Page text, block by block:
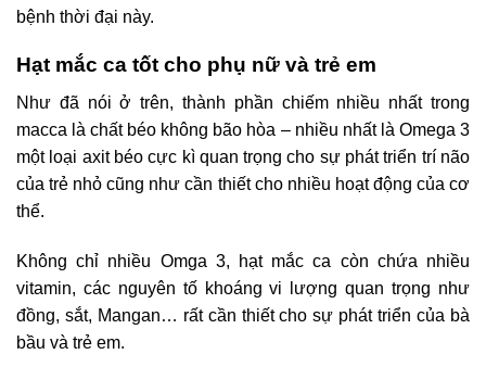
bệnh thời đại này.
Hạt mắc ca tốt cho phụ nữ và trẻ em
Như đã nói ở trên, thành phần chiếm nhiều nhất trong
macca là chất béo không bão hòa – nhiều nhất là Omega 3
một loại axit béo cực kì quan trọng cho sự phát triển trí não
của trẻ nhỏ cũng như cần thiết cho nhiều hoạt động của cơ
thể.
Không chỉ nhiều Omga 3, hạt mắc ca còn chứa nhiều
vitamin, các nguyên tố khoáng vi lượng quan trọng như
đồng, sắt, Mangan… rất cần thiết cho sự phát triển của bà
bầu và trẻ em.